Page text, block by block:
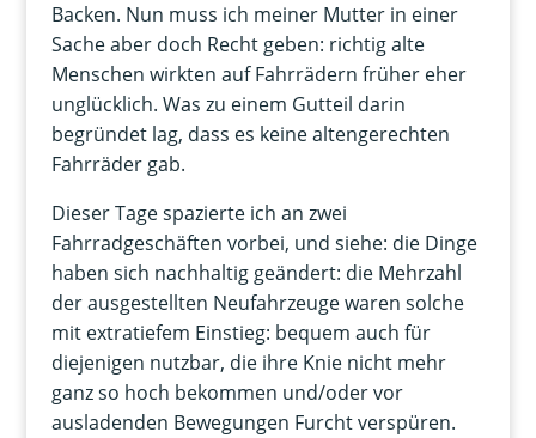
Backen. Nun muss ich meiner Mutter in einer
Sache aber doch Recht geben: richtig alte
Menschen wirkten auf Fahrrädern früher eher
unglücklich. Was zu einem Gutteil darin
begründet lag, dass es keine altengerechten
Fahrräder gab.
Dieser Tage spazierte ich an zwei
Fahrradgeschäften vorbei, und siehe: die Dinge
haben sich nachhaltig geändert: die Mehrzahl
der ausgestellten Neufahrzeuge waren solche
mit extratiefem Einstieg: bequem auch für
diejenigen nutzbar, die ihre Knie nicht mehr
ganz so hoch bekommen und/oder vor
ausladenden Bewegungen Furcht verspüren.